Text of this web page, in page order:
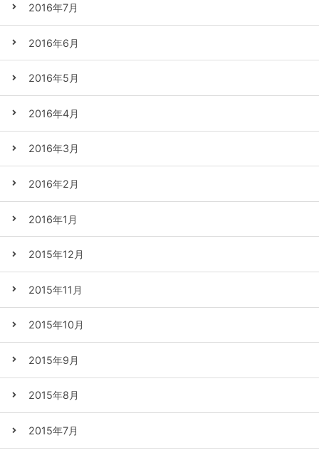
2016年7月
2016年6月
2016年5月
2016年4月
2016年3月
2016年2月
2016年1月
2015年12月
2015年11月
2015年10月
2015年9月
2015年8月
2015年7月